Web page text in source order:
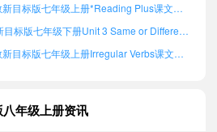
人教新目标版七年级上册*Reading Plus课文朗读
人教新目标版七年级下册Unit 3 Same or Different?课文朗读
人教新目标版七年级上册Irregular Verbs课文朗读
年级上册资讯